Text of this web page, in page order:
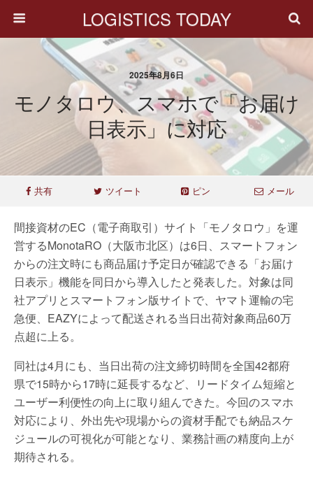
LOGISTICS TODAY
2025年8月6日
モノタロウ、スマホで「お届け
日表示」に対応
共有 ツイート ピン メール
間接資材のEC（電子商取引）サイト「モノタロウ」を運
営するMonotaRO（大阪市北区）は6日、スマートフォン
からの注文時にも商品届け予定日が確認できる「お届け
日表示」機能を同日から導入したと発表した。対象は同
社アプリとスマートフォン版サイトで、ヤマト運輸の宅
急便、EAZYによって配送される当日出荷対象商品60万
点超に上る。
同社は4月にも、当日出荷の注文締切時間を全国42都府
県で15時から17時に延長するなど、リードタイム短縮と
ユーザー利便性の向上に取り組んできた。今回のスマホ
対応により、外出先や現場からの資材手配でも納品スケ
ジュールの可視化が可能となり、業務計画の精度向上が
期待される。